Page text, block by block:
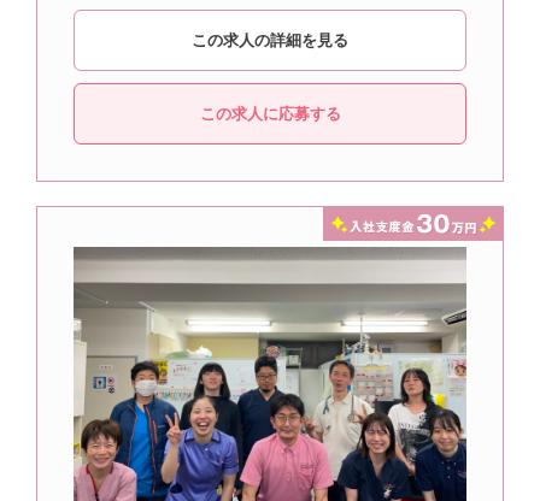
この求人の詳細を見る
この求人に応募する